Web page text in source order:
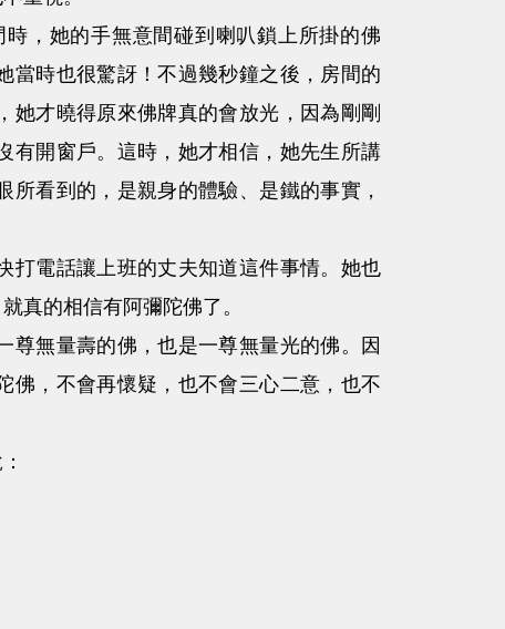
，她的手無意間碰到喇叭鎖上所掛的佛
當時也很驚訝！不過幾秒鐘之後，房間的
才曉得原來佛牌真的會放光，因為剛剛
有開窗戶。這時，她才相信，她先生所講
看到的，是親身的體驗、是鐵的事實，
電話讓上班的丈夫知道這件事情。她也
真的相信有阿彌陀佛了。
無量壽的佛，也是一尊無量光的佛。因
佛，不會再懷疑，也不會三心二意，也不